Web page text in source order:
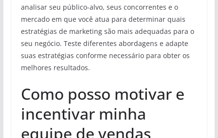
analisar seu público-alvo, seus concorrentes e o
mercado em que você atua para determinar quais
estratégias de marketing são mais adequadas para o
seu negócio. Teste diferentes abordagens e adapte
suas estratégias conforme necessário para obter os
melhores resultados.
Como posso motivar e
incentivar minha
equipe de vendas